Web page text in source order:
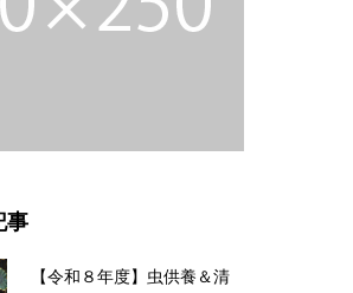
事
【令和８年度】虫供養＆清